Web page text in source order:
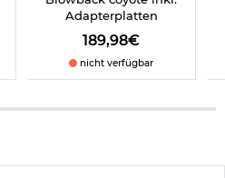
Adapterplatten
189,98€
nicht verfügbar